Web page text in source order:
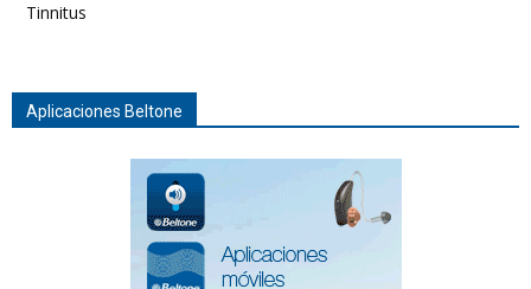
Tinnitus
Aplicaciones Beltone